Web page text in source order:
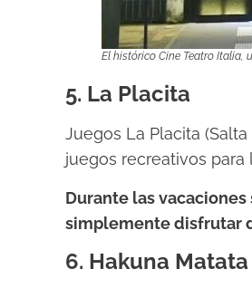
El histórico Cine Teatro Italia,
5. La Placita
Juegos La Placita
juegos recreativos para
Durante las
simplemente disfrutar
6. Hakuna Matata